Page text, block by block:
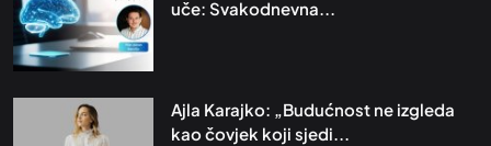
uče: Svakodnevna...
Ajla Karajko: „Budućnost ne izgleda
kao čovjek koji sjedi...